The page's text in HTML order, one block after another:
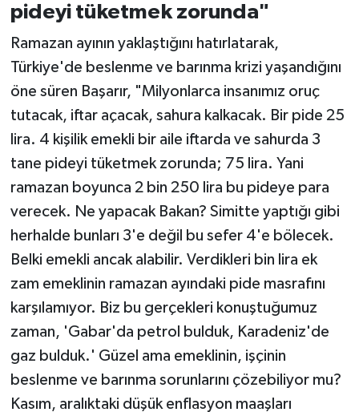
pideyi tüketmek zorunda"
Ramazan ayının yaklaştığını hatırlatarak,
Türkiye'de beslenme ve barınma krizi yaşandığını
öne süren Başarır, "Milyonlarca insanımız oruç
tutacak, iftar açacak, sahura kalkacak. Bir pide 25
lira. 4 kişilik emekli bir aile iftarda ve sahurda 3
tane pideyi tüketmek zorunda; 75 lira. Yani
ramazan boyunca 2 bin 250 lira bu pideye para
verecek. Ne yapacak Bakan? Simitte yaptığı gibi
herhalde bunları 3'e değil bu sefer 4'e bölecek.
Belki emekli ancak alabilir. Verdikleri bin lira ek
zam emeklinin ramazan ayındaki pide masrafını
karşılamıyor. Biz bu gerçekleri konuştuğumuz
zaman, 'Gabar'da petrol bulduk, Karadeniz'de
gaz bulduk.' Güzel ama emeklinin, işçinin
beslenme ve barınma sorunlarını çözebiliyor mu?
Kasım, aralıktaki düşük enflasyon maaşları